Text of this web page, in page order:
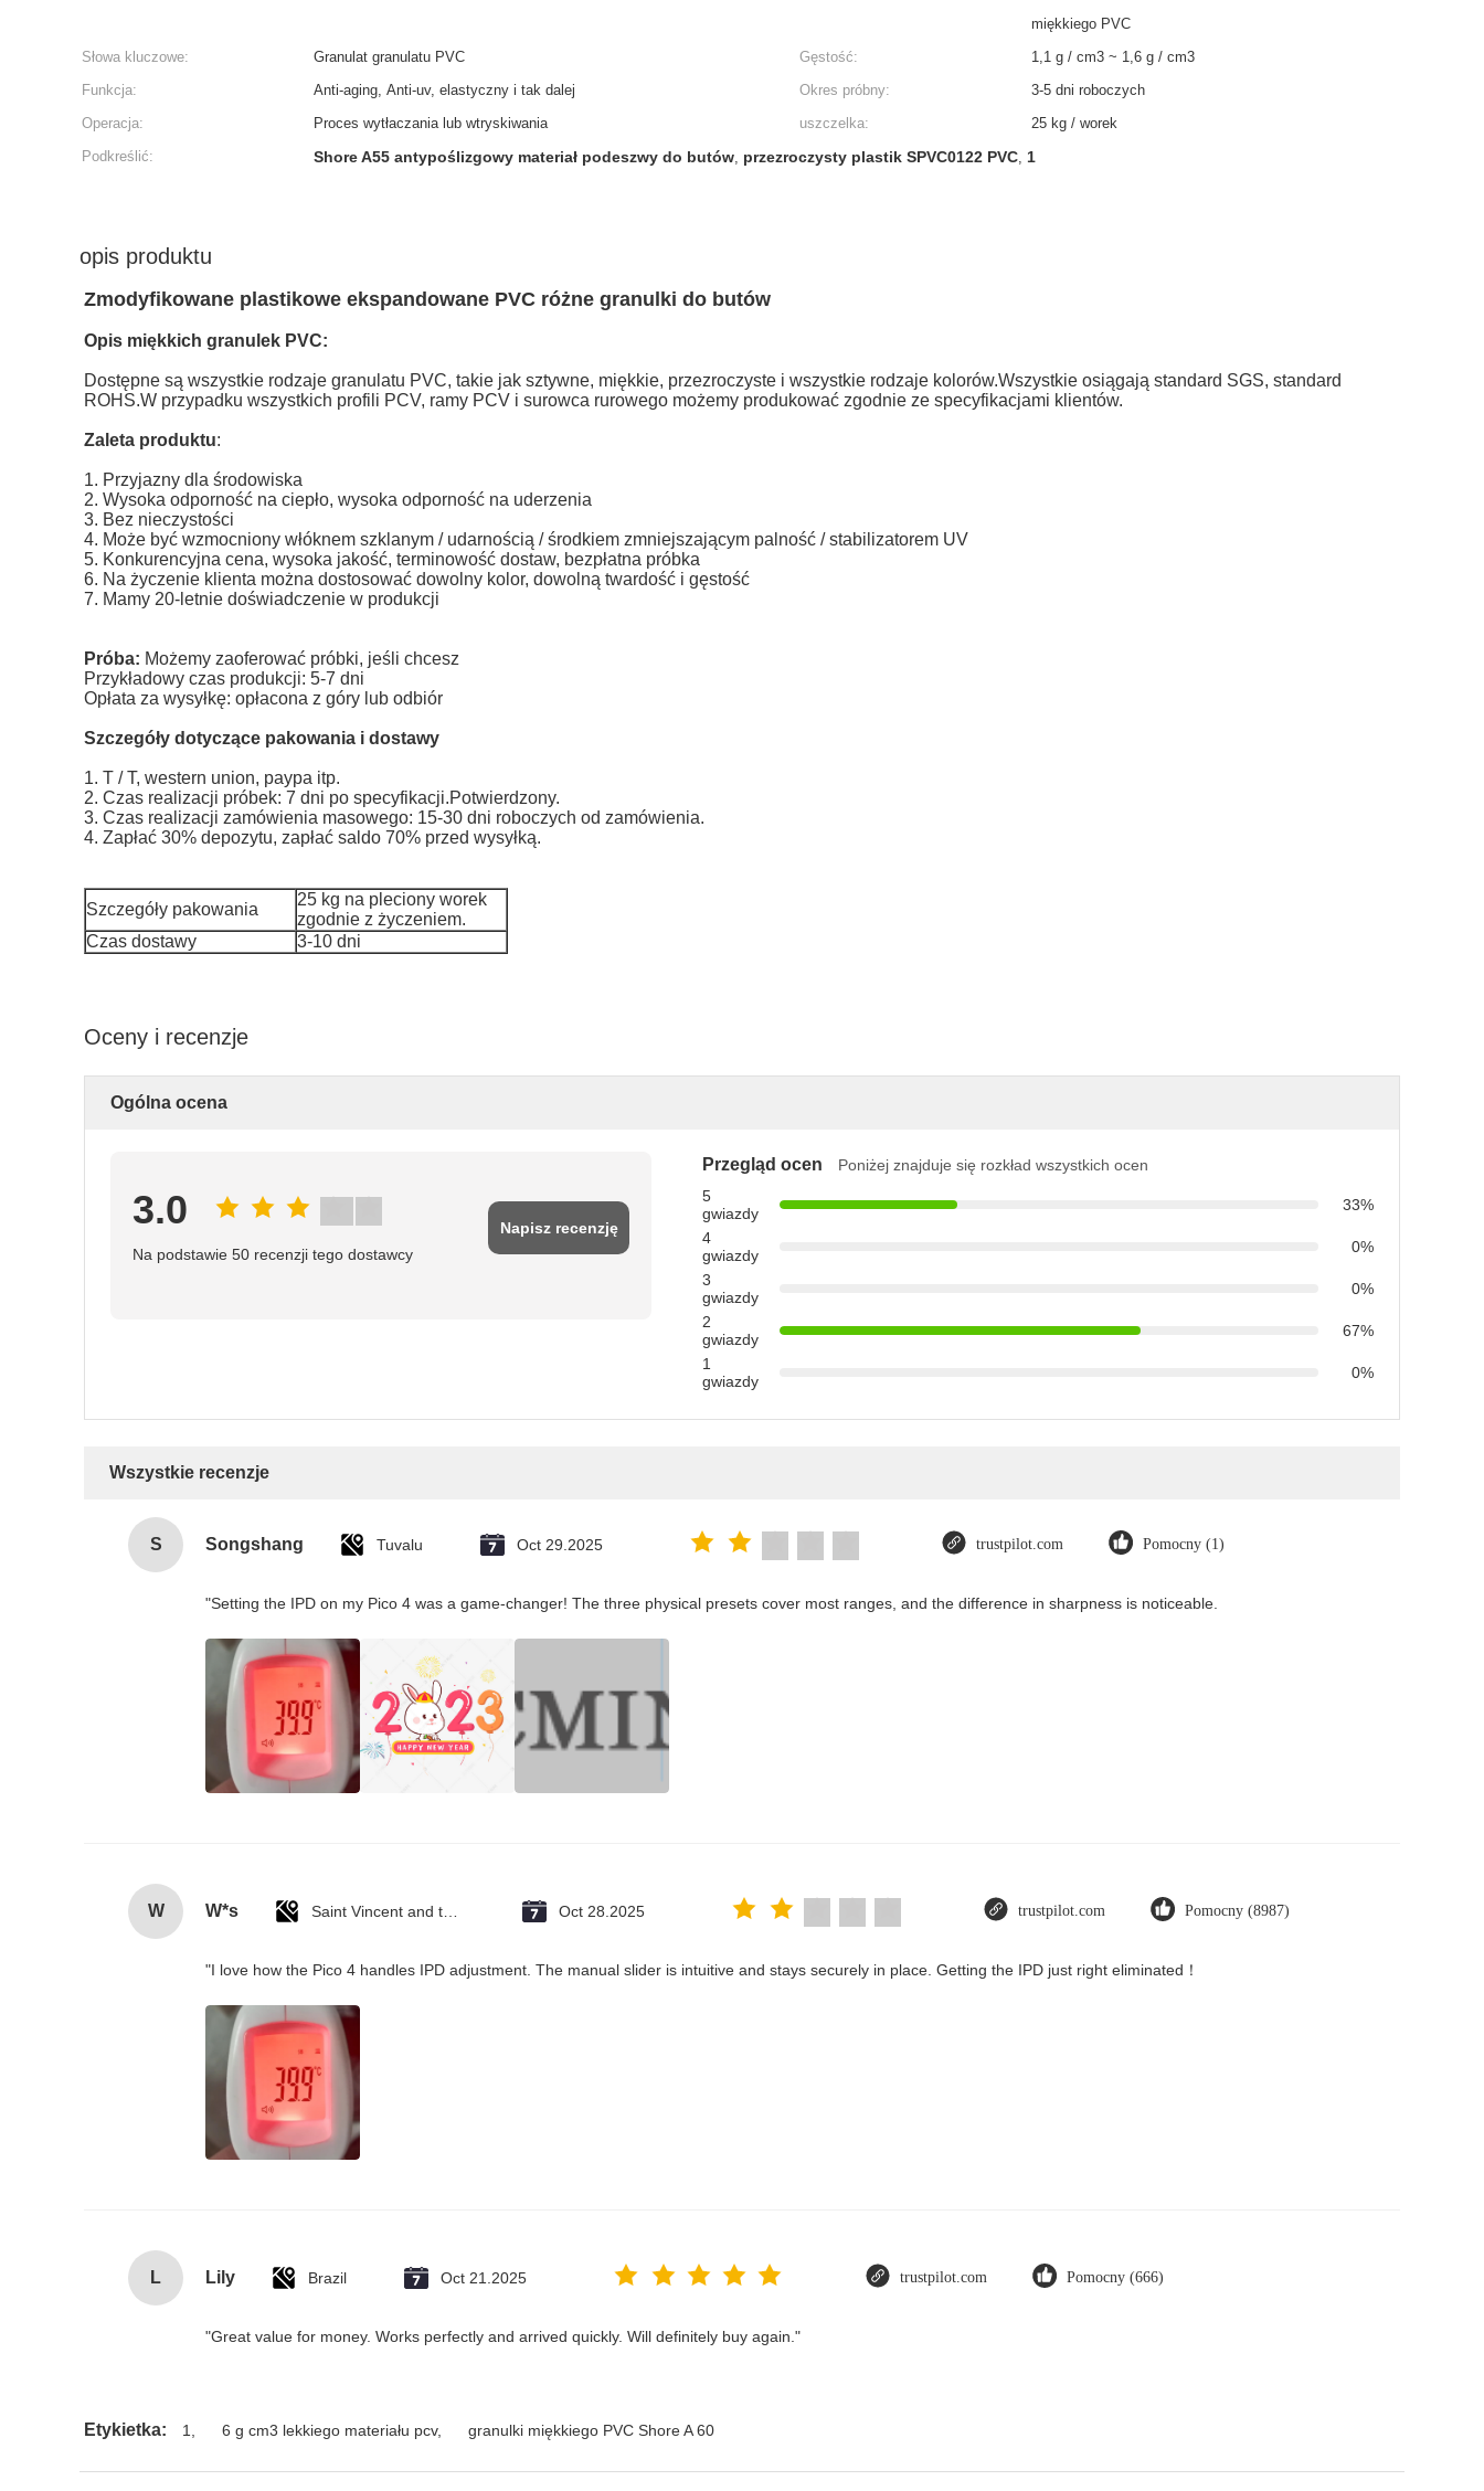
miękkiego PVC
Słowa kluczowe:
Granulat granulatu PVC Gęstość:
1,1 g / cm3 ~ 1,6 g / cm3
Funkcja:
Anti-aging, Anti-uv, elastyczny i tak dalej Okres próbny:
3-5 dni roboczych
Operacja:
Proces wytłaczania lub wtryskiwania uszczelka:
25 kg / worek
Podkreślić:
Shore A55 antypoślizgowy materiał podeszwy do butów, przezroczysty plastik SPVC0122 PVC, 1
opis produktu
Zmodyfikowane plastikowe ekspandowane PVC różne granulki do butów
Opis miękkich granulek PVC:
Dostępne są wszystkie rodzaje granulatu PVC, takie jak sztywne, miękkie, przezroczyste i wszystkie rodzaje kolorów.Wszystkie osiągają standard SGS, standard
ROHS.W przypadku wszystkich profili PCV, ramy PCV i surowca rurowego możemy produkować zgodnie ze specyfikacjami klientów.
Zaleta produktu:
1. Przyjazny dla środowiska
2. Wysoka odporność na ciepło, wysoka odporność na uderzenia
3. Bez nieczystości
4. Może być wzmocniony włóknem szklanym / udarnością / środkiem zmniejszającym palność / stabilizatorem UV
5. Konkurencyjna cena, wysoka jakość, terminowość dostaw, bezpłatna próbka
6. Na życzenie klienta można dostosować dowolny kolor, dowolną twardość i gęstość
7. Mamy 20-letnie doświadczenie w produkcji
Próba: Możemy zaoferować próbki, jeśli chcesz
Przykładowy czas produkcji: 5-7 dni
Opłata za wysyłkę: opłacona z góry lub odbiór
Szczegóły dotyczące pakowania i dostawy
1. T / T, western union, paypa itp.
2. Czas realizacji próbek: 7 dni po specyfikacji.Potwierdzony.
3. Czas realizacji zamówienia masowego: 15-30 dni roboczych od zamówienia.
4. Zapłać 30% depozytu, zapłać saldo 70% przed wysyłką.
Szczegóły pakowania
25 kg na pleciony worek
zgodnie z życzeniem.
Czas dostawy
3-10 dni
Oceny i recenzje
Ogólna ocena
3.0
Na podstawie 50 recenzji tego dostawcy
Napisz recenzję
Przegląd ocen
Poniżej znajduje się rozkład wszystkich ocen
5
gwiazdy
33%
4
gwiazdy
0%
3
gwiazdy
0%
2
gwiazdy
67%
1
gwiazdy
0%
Wszystkie recenzje
S Songshang Tuvalu Oct 29.2025 trustpilot.com Pomocny (1)
"Setting the IPD on my Pico 4 was a game-changer! The three physical presets cover most ranges, and the difference in sharpness is noticeable.
W W*s Oct 28.2025 trustpilot.com Pomocny (8987)
"I love how the Pico 4 handles IPD adjustment. The manual slider is intuitive and stays securely in place. Getting the IPD just right eliminated！
L Lily Brazil Oct 21.2025 trustpilot.com Pomocny (666)
"Great value for money. Works perfectly and arrived quickly. Will definitely buy again."
Etykietka: 1 6 g cm3 lekkiego materiału pcv, granulki miękkiego PVC Shore A 60